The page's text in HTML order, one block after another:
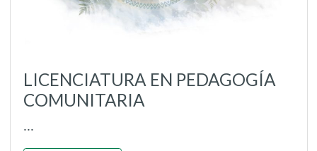
LICENCIATURA EN PEDAGOGÍA
COMUNITARIA
...